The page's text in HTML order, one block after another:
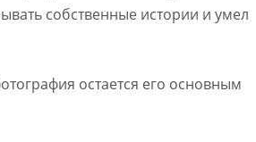
собственные истории и умел
остается его основным